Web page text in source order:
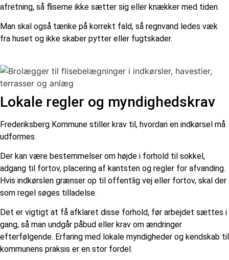
afretning, så fliserne ikke sætter sig eller knækker med tiden.
Man skal også tænke på korrekt fald, så regnvand ledes væk
fra huset og ikke skaber pytter eller fugtskader.
Lokale regler og myndighedskrav
Frederiksberg Kommune stiller krav til, hvordan en indkørsel må
udformes.
Der kan være bestemmelser om højde i forhold til sokkel,
adgang til fortov, placering af kantsten og regler for afvanding.
Hvis indkørslen grænser op til offentlig vej eller fortov, skal der
som regel søges tilladelse.
Det er vigtigt at få afklaret disse forhold, før arbejdet sættes i
gang, så man undgår påbud eller krav om ændringer
efterfølgende. Erfaring med lokale myndigheder og kendskab til
kommunens praksis er en stor fordel.